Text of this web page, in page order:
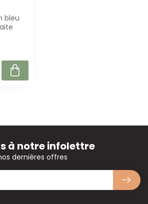
bleu
à notre infolettre
dernières offres